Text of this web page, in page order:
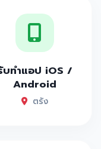
บทำแอป iOS /
Android
ตรัง